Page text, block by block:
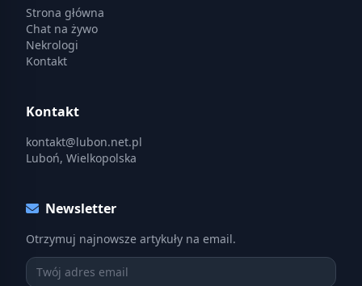
Strona główna
Chat na żywo
Nekrologi
Kontakt
Kontakt
kontakt@lubon.net.pl
Luboń, Wielkopolska
Newsletter
Otrzymuj najnowsze artykuły na email.